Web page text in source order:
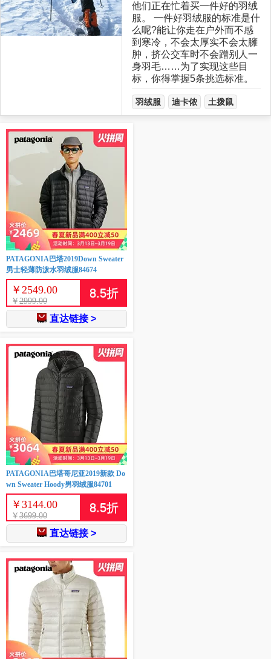
他们正在忙着买一件好的羽绒
服。 一件好羽绒服的标准是什
么呢?能让你走在户外而不感
到寒冷，不会太厚实不会太臃
肿，挤公交车时不会蹭别人一
身羽毛……为了实现这些目
标，你得掌握5条挑选标准。
羽绒服 迪卡侬 土拨鼠
PATAGONIA巴塔2019Down Sweater
男士轻薄防泼水羽绒服84674
￥ 2549.00
￥ 2999.00
8.5折
直达链接 >
PATAGONIA巴塔哥尼亚2019新款 Do
wn Sweater Hoody男羽绒服84701
￥ 3144.00
￥ 3699.00
8.5折
直达链接 >